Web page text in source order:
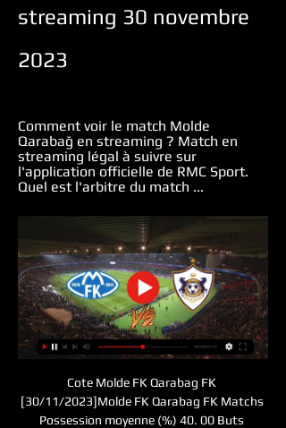
streaming 30 novembre
2023
Comment voir le match Molde
Qarabağ en streaming ? Match en
streaming légal à suivre sur
l'application officielle de RMC Sport.
Quel est l'arbitre du match ...
Cote Molde FK Qarabag FK
[30/11/2023]Molde FK Qarabag FK Matchs
Possession moyenne (%) 40. 00 Buts